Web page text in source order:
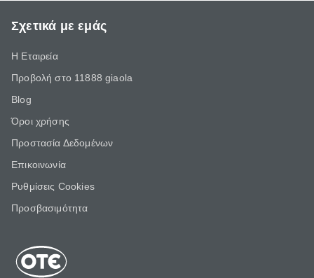
Σχετικά με εμάς
Η Εταιρεία
Προβολή στο 11888 giaola
Blog
Όροι χρήσης
Προστασία Δεδομένων
Επικοινωνία
Ρυθμίσεις Cookies
Προσβασιμότητα